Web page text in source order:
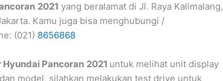
2021 yang beralamat di Jl. Raya Kalimalang,
Kamu juga bisa menghubungi /
(021) 8656868
Hyundai Pancoran 2021 untuk melihat unit display
model, silahkan melakukan test drive untuk